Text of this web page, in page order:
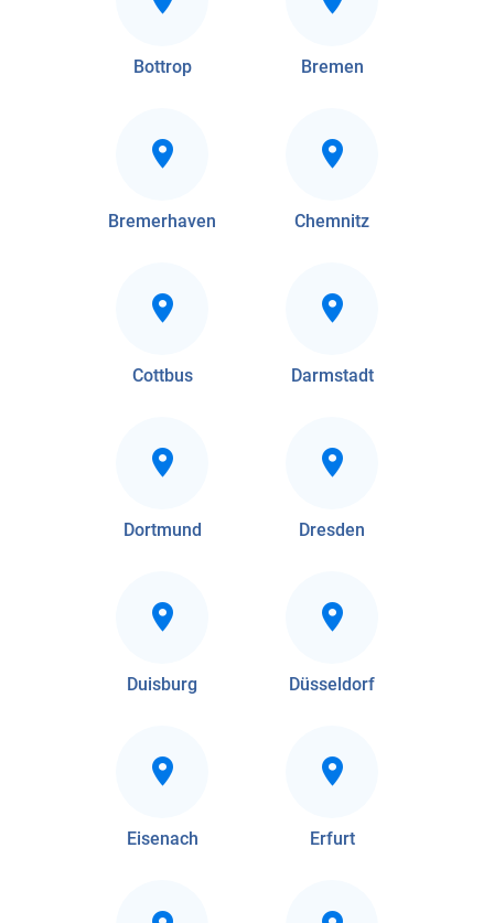
Bottrop Bremen
Bremerhaven Chemnitz
Cottbus Darmstadt
Dortmund Dresden
Duisburg Düsseldorf
Eisenach Erfurt